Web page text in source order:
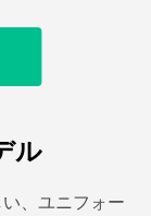
ル
、ユニフォー